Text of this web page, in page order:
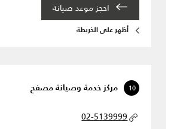
احجز موعد صيانة‎
أظهر على الخريطة
10 مركز خدمة وصيانة مصفح
02-5139999